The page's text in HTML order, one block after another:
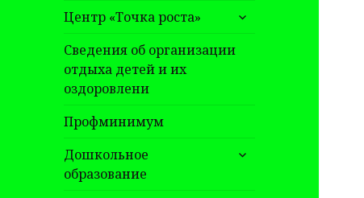
Центр «Точка роста»
раскрыть
дочернее
меню
Сведения об организации
отдыха детей и их
оздоровлени
Профминимум
Дошкольное
образование
раскрыть